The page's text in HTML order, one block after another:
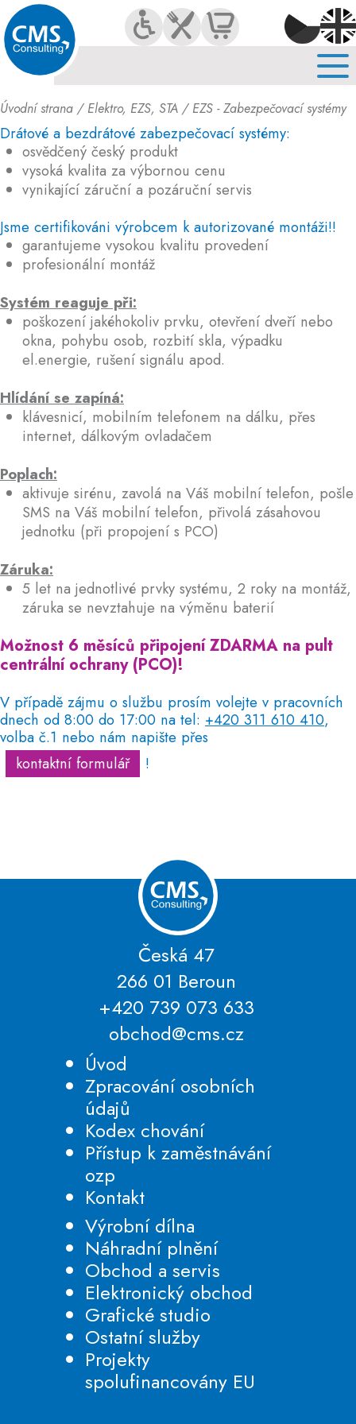
O NÁS
SLUŽBY
KARIÉRA
KONTAKT
Úvodní strana / Elektro, EZS, STA / EZS - Zabezpečovací systémy
Drátové a bezdrátové zabezpečovací systémy:
osvědčený český produkt
vysoká kvalita za výbornou cenu
vynikající záruční a pozáruční servis
Jsme certifikováni výrobcem k autorizované montáži!!
garantujeme vysokou kvalitu provedení
profesionální montáž
Systém reaguje při:
poškození jakéhokoliv prvku, otevření dveří nebo
okna, pohybu osob, rozbití skla, výpadku
el.energie, rušení signálu apod.
Hlídání se zapíná:
klávesnicí, mobilním telefonem na dálku, přes
internet, dálkovým ovladačem
Poplach:
aktivuje sirénu, zavolá na Váš mobilní telefon, pošle
SMS na Váš mobilní telefon, přivolá zásahovou
jednotku (při propojení s PCO)
Záruka:
5 let na jednotlivé prvky systému, 2 roky na montáž,
záruka se nevztahuje na výměnu baterií
Možnost 6 měsíců připojení ZDARMA na pult
centrální ochrany (PCO)!
V případě zájmu o službu prosím volejte v pracovních
dnech od 8:00 do 17:00 na tel: +420 311 610 410,
volba č.1 nebo nám napište přes
kontaktní formulář
!
Česká 47
266 01 Beroun
+420 739 073 633
obchod@cms.cz
Úvod
Zpracování osobních
údajů
Kodex chování
Přístup k zaměstnávání
ozp
Kontakt
Výrobní dílna
Náhradní plnění
Obchod a servis
Elektronický obchod
Grafické studio
Ostatní služby
Projekty
spolufinancovány EU